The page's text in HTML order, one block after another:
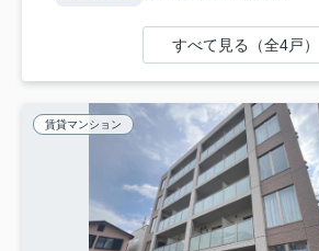
すべて見る（全4戸）
賃貸マンション